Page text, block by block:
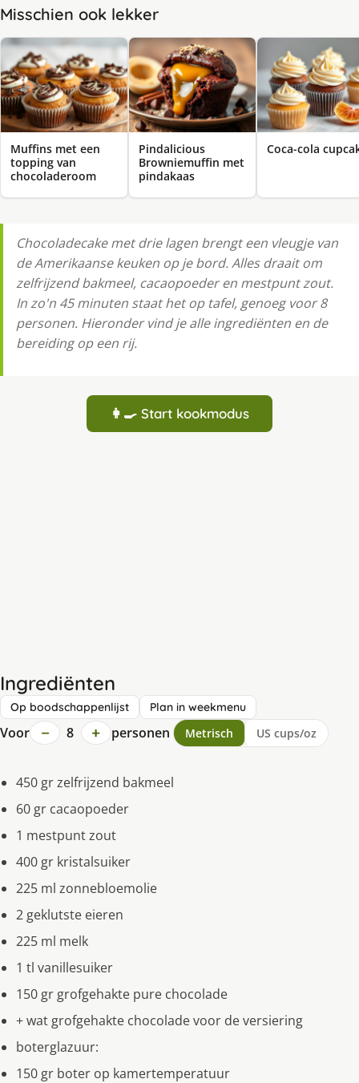
Misschien ook lekker
Muffins met een
topping van
chocoladeroom
Pindalicious
Browniemuffin met
pindakaas
Coca-cola
Chocoladecake met drie lagen brengt een vleugje van
de Amerikaanse keuken op je bord. Alles draait om
zelfrijzend bakmeel, cacaopoeder en mestpunt zout.
In zo'n 45 minuten staat het op tafel, genoeg voor 8
personen. Hieronder vind je alle ingrediënten en de
bereiding op een rij.
👩‍🍳 Start kookmodus
Ingrediënten
Op boodschappenlijst Plan in weekmenu
Voor − 8 + personen Metrisch US cups/oz
450 gr zelfrijzend bakmeel
60 gr cacaopoeder
1 mestpunt zout
400 gr kristalsuiker
225 ml zonnebloemolie
2 geklutste eieren
225 ml melk
1 tl vanillesuiker
150 gr grofgehakte pure chocolade
+ wat grofgehakte chocolade voor de versiering
boterglazuur:
150 gr boter op kamertemperatuur